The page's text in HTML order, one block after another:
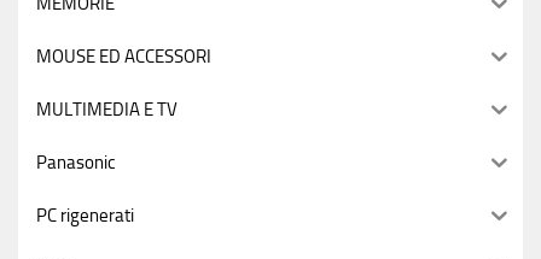
MOUSE ED ACCESSORI
MULTIMEDIA E TV
Panasonic
PC rigenerati